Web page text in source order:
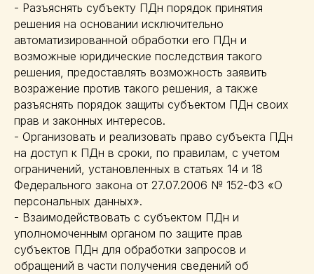
- Разъяснять субъекту ПДн порядок принятия
решения на основании исключительно
автоматизированной обработки его ПДн и
возможные юридические последствия такого
решения, предоставлять возможность заявить
возражение против такого решения, а также
разъяснять порядок защиты субъектом ПДн своих
прав и законных интересов.
- Организовать и реализовать право субъекта ПДн
на доступ к ПДн в сроки, по правилам, с учетом
ограничений, установленных в статьях 14 и 18
Федерального закона от 27.07.2006 № 152-ФЗ «О
персональных данных».
- Взаимодействовать с субъектом ПДн и
уполномоченным органом по защите прав
субъектов ПДн для обработки запросов и
обращений в части получения сведений об